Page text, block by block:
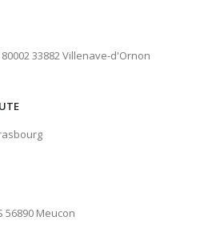
80002 33882 Villenave-d'Ornon
56890 Meucon